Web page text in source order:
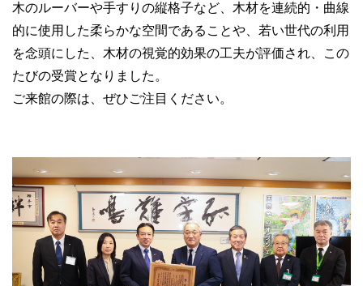
木のルーバーや手すりの縦格子など、木材を連続的・曲線
的に使用した柔らかな空間であることや、若い世代の利用
を念頭にした、木材の視覚的効果の工夫が評価され、この
たびの受賞となりました。
ご来館の際は、ぜひご注目ください。